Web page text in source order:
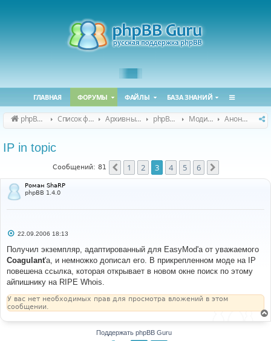
ГЛАВНАЯ ФОРУМЫ ФАЙЛЫ БАЗА ЗНАНИЙ
phpBB Guru Список форумов Архивные форумы phpBB 2.0.x (архив) Модификация phpBB 2.0.x Анонсы и поддержка модов для phpBB 2.0.x
IP in topic
Сообщений: 81 Пред.
1 2 3 4 5 6
Роман ShaRP
phpBB 1.4.0
С
о
б
щ
е
н
и
22.09.2006 18:13
Получил экземпляр, адаптированный для EasyMod'а от уважаемого
Coagulant'а, и немножко дописал его. В прикрепленном моде на IP
повешена ссылка, которая открывает в новом окне поиск по этому
айпишнику на RIPE Whois.
У вас нет необходимых прав для просмотра вложений в этом
сообщении.
Поддержать phpBB Guru